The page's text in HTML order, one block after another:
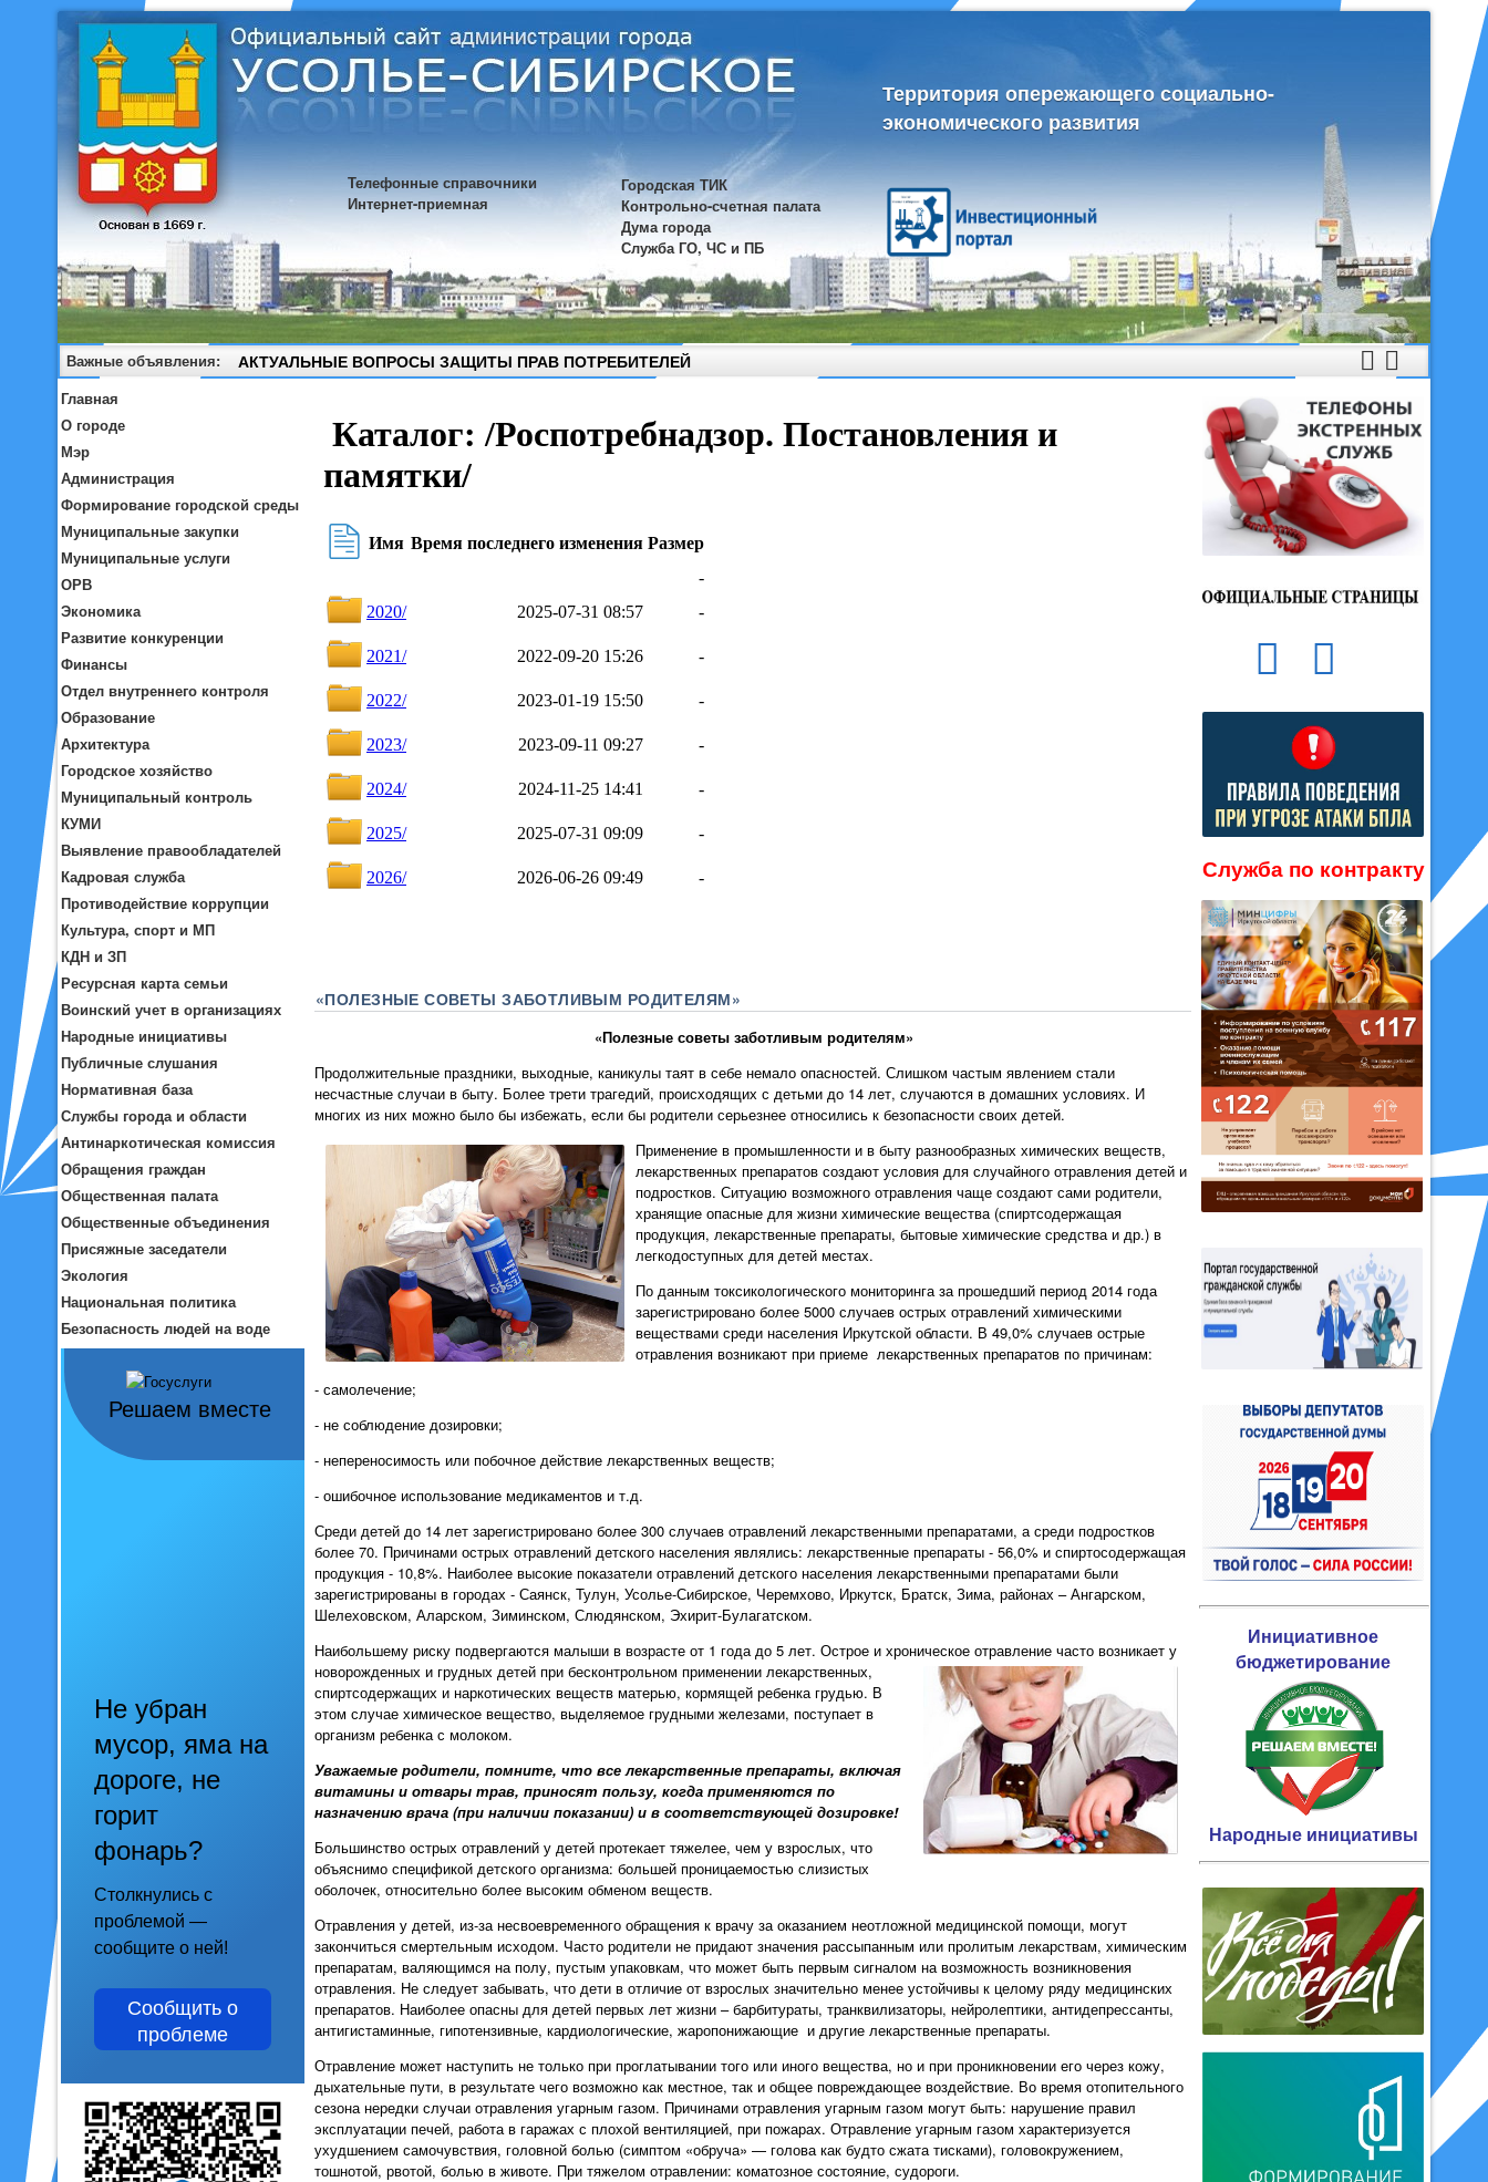
Территория опережающего социально-
экономического развития
Телефонные справочники
Интернет-приемная
Городская ТИК
Контрольно-счетная палата
Дума города
Служба ГО, ЧС и ПБ
Важные объявления: АКТУАЛЬНЫЕ ВОПРОСЫ ЗАЩИТЫ ПРАВ ПОТРЕБИТЕЛЕЙ
Главная
О городе
Мэр
Администрация
Формирование городской среды
Муниципальные закупки
Муниципальные услуги
ОРВ
Экономика
Развитие конкуренции
Финансы
Отдел внутреннего контроля
Образование
Архитектура
Городское хозяйство
Муниципальный контроль
КУМИ
Выявление правообладателей
Кадровая служба
Противодействие коррупции
Культура, спорт и МП
КДН и ЗП
Ресурсная карта семьи
Воинский учет в организациях
Народные инициативы
Публичные слушания
Нормативная база
Службы города и области
Антинаркотическая комиссия
Обращения граждан
Общественная палата
Общественные объединения
Присяжные заседатели
Экология
Национальная политика
Безопасность людей на воде
Решаем вместе
Не убран
мусор, яма на
дороге, не
горит
фонарь?
Столкнулись с
проблемой —
сообщите о ней!
Сообщить о
проблеме
«ПОЛЕЗНЫЕ СОВЕТЫ ЗАБОТЛИВЫМ РОДИТЕЛЯМ»
«Полезные советы заботливым родителям»
Продолжительные праздники, выходные, каникулы таят в себе немало опасностей. Слишком частым явлением стали
несчастные случаи в быту. Более трети трагедий, происходящих с детьми до 14 лет, случаются в домашних условиях. И
многих из них можно было бы избежать, если бы родители серьезнее относились к безопасности своих детей.
Применение в промышленности и в быту разнообразных химических веществ,
лекарственных препаратов создают условия для случайного отравления детей и
подростков. Ситуацию возможного отравления чаще создают сами родители,
хранящие опасные для жизни химические вещества (спиртсодержащая
продукция, лекарственные препараты, бытовые химические средства и др.) в
легкодоступных для детей местах.
По данным токсикологического мониторинга за прошедший период 2014 года
зарегистрировано более 5000 случаев острых отравлений химическими
веществами среди населения Иркутской области. В 49,0% случаев острые
отравления возникают при приеме лекарственных препаратов по причинам:
- самолечение;
- не соблюдение дозировки;
- непереносимость или побочное действие лекарственных веществ;
- ошибочное использование медикаментов и т.д.
Среди детей до 14 лет зарегистрировано более 300 случаев отравлений лекарственными препаратами, а среди подростков
более 70. Причинами острых отравлений детского населения являлись: лекарственные препараты - 56,0% и спиртосодержащая
продукция - 10,8%. Наиболее высокие показатели отравлений детского населения лекарственными препаратами были
зарегистрированы в городах - Саянск, Тулун, Усолье-Сибирское, Черемхово, Иркутск, Братск, Зима, районах – Ангарском,
Шелеховском, Аларском, Зиминском, Слюдянском, Эхирит-Булагатском.
Наибольшему риску подвергаются малыши в возрасте от 1 года до 5 лет. Острое и хроническое отравление часто возникает у
новорожденных и грудных детей при бесконтрольном применении лекарственных,
спиртсодержащих и наркотических веществ матерью, кормящей ребенка грудью. В
этом случае химическое вещество, выделяемое грудными железами, поступает в
организм ребенка с молоком.
Уважаемые родители, помните, что все лекар­ственные препараты, включая
витамины и отвары трав, приносят пользу, когда применяются по
назначению врача (при наличии показании) и в соответствующей дозировке!
Большинство острых отравлений у детей протекает тяжелее, чем у взрослых, что
объяснимо спецификой детского организма: большей проницаемостью слизистых
оболочек, относительно более высоким обменом веществ.
Отравления у детей, из-за несвоевременного обращения к врачу за оказанием неотложной медицинской помощи, могут
закончиться смертельным исходом. Часто родители не придают значения рассыпанным или пролитым лекарствам, химическим
препаратам, валяющимся на полу, пустым упаковкам, что может быть первым сигналом на возможность возникновения
отравления. Не следует забывать, что дети в отличие от взрослых значительно менее устойчивы к целому ряду медицинских
препаратов. Наиболее опасны для детей первых лет жизни – барбитураты, транквилизаторы, нейролептики, антидепрессанты,
антигистаминные, гипотензивные, кардиологические, жаропонижающие и другие лекарственные препараты.
Отравление может наступить не только при проглатывании того или иного вещества, но и при проникновении его через кожу,
дыхательные пути, в результате чего возможно как местное, так и общее повреждающее воздействие. Во время отопительного
сезона нередки случаи отравления угарным газом. Причинами отравления угарным газом могут быть: нарушение правил
эксплуатации печей, работа в гаражах с плохой вентиляцией, при пожарах. Отравление угарным газом характеризуется
ухудшением самочувствия, головной болью (симптом «обруча» — голова как будто сжата тисками), головокружением,
тошнотой, рвотой, болью в животе. При тяжелом отравлении: коматозное состояние, судороги.
Служба по контракту
Инициативное
бюджетирование
Народные инициативы